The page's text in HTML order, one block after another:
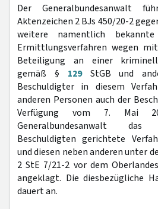
Der Generalbundesanwalt
Aktenzeichen 2 BJs 450/20-2
weitere namentlich
Ermittlungsverfahren wegen
Beteiligung an einer
gemäß § 129StGB und
Beschuldigter in diesem
anderen Personen auch der
Verfügung vom 7. Mai
Generalbundesanwalt
Beschuldigten gerichtete
und diesen neben anderen unter
2 StE 7/21-2 vor dem
angeklagt. Die diesbezügliche
dauert an.